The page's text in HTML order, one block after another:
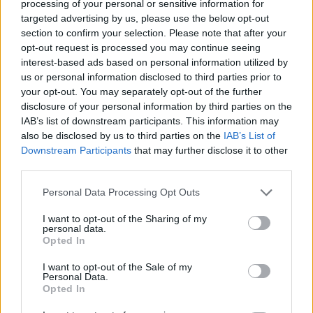
processing of your personal or sensitive information for
targeted advertising by us, please use the below opt-out
section to confirm your selection. Please note that after your
opt-out request is processed you may continue seeing
interest-based ads based on personal information utilized by
us or personal information disclosed to third parties prior to
your opt-out. You may separately opt-out of the further
disclosure of your personal information by third parties on the
IAB’s list of downstream participants. This information may
also be disclosed by us to third parties on the IAB’s List of
Downstream Participants that may further disclose it to other
Personal Data Processing Opt Outs
I want to opt-out of the Sharing of my
personal data.
Opted In
I want to opt-out of the Sale of my
Personal Data.
Opted In
Η έρευνα του ΕΛΚΑΚ, που εκπονήθηκε σε
συνεργασία με την Endeavor Greece, αναδεικνύει
τρεις βασικές τάσεις για την επόμενη ημέρα του
οικοσυστήματος:
Πρώτον, η διττή χρήση αποτελεί πλέον κυρίαρχη
στρατηγική. Το 76% των startups
αυτοπροσδιορίζεται ως dual-use, αναπτύσσοντας
λύσεις που δεν περιορίζονται στον αμυντικό τομέα,
πεδίο εθνικού ανταγωνιστικού πλεονεκτήματος. Το
63% των startups που συμμετείχαν στην έρευνα
49% θεωρεί ότι η Ελλάδα μπορεί να αποκτήσει
σαφές ανταγωνιστικό πλεονέκτημα στην άμυνα